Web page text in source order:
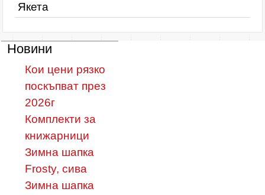
Якета
Новини
Кои цени рязко
поскъпват през
2026г
Комплекти за
книжарници
Зимна шапка
Frosty, сива
Зимна шапка